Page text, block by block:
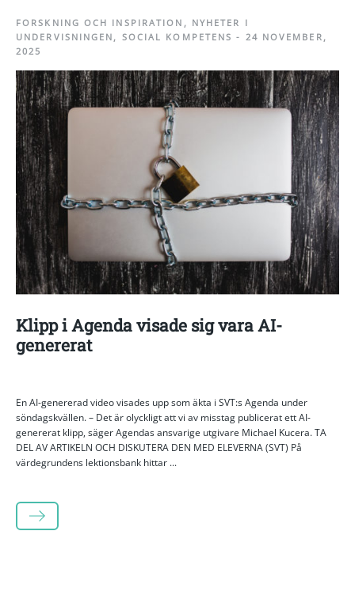
FORSKNING OCH INSPIRATION , NYHETER I
UNDERVISNINGEN , SOCIAL KOMPETENS - 24 NOVEMBER,
2025
Klipp i Agenda visade sig vara AI-
genererat
En AI-genererad video visades upp som äkta i SVT:s Agenda under
söndagskvällen. – Det är olyckligt att vi av misstag publicerat ett AI-
genererat klipp, säger Agendas ansvarige utgivare Michael Kucera. TA
DEL AV ARTIKELN OCH DISKUTERA DEN MED ELEVERNA (SVT) På
värdegrundens lektionsbank hittar ...
LÄS MER